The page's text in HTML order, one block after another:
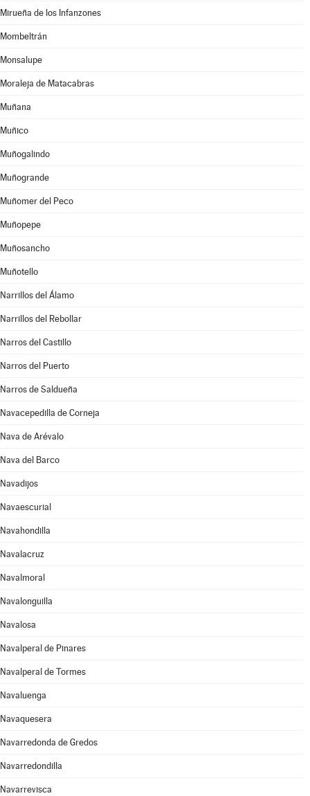
Mirueña de los Infanzones
Mombeltrán
Monsalupe
Moraleja de Matacabras
Muñana
Muñico
Muñogalindo
Muñogrande
Muñomer del Peco
Muñopepe
Muñosancho
Muñotello
Narrillos del Álamo
Narrillos del Rebollar
Narros del Castillo
Narros del Puerto
Narros de Saldueña
Navacepedilla de Corneja
Nava de Arévalo
Nava del Barco
Navadijos
Navaescurial
Navahondilla
Navalacruz
Navalmoral
Navalonguilla
Navalosa
Navalperal de Pinares
Navalperal de Tormes
Navaluenga
Navaquesera
Navarredonda de Gredos
Navarredondilla
Navarrevisca